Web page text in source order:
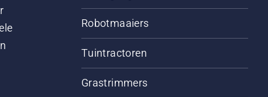
Robotmaaiers
Tuintractoren
Grastrimmers